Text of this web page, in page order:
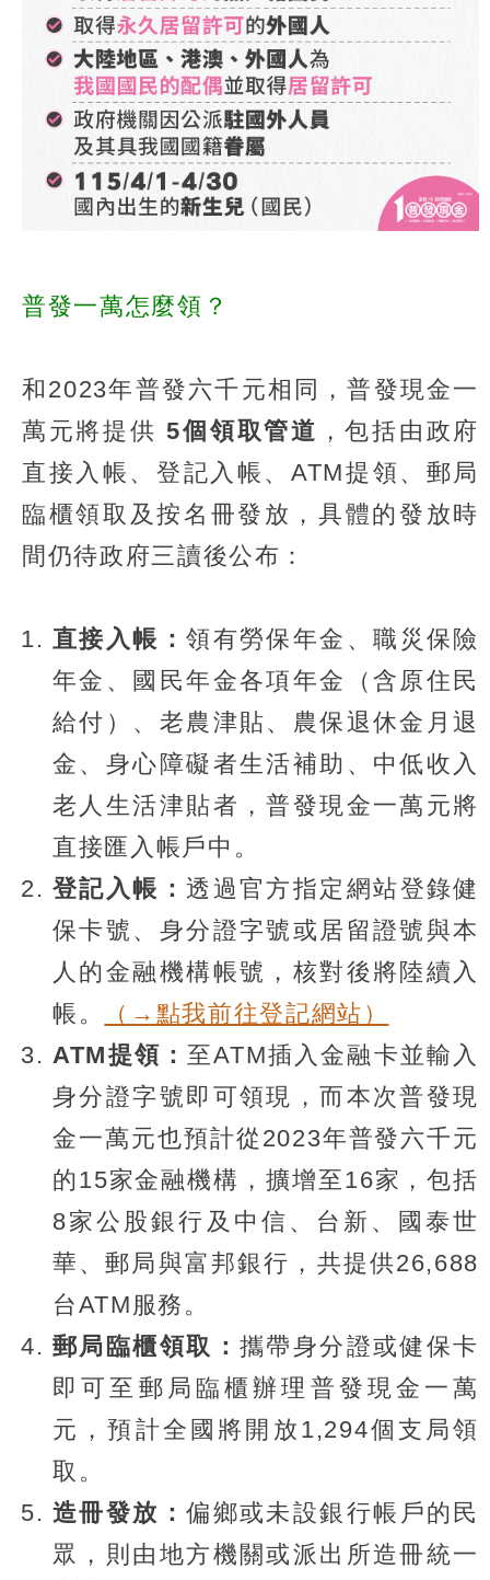
普發一萬怎麼領？
和2023年普發六千元相同，普發現金一
萬元將提供5個領取管道 ，包括由政府
直接入帳、登記入帳、ATM提領、郵局
臨櫃領取及按名冊發放，具體的發放時
間仍待政府三讀後公布：
直接入帳：領有勞保年金、職災保險
年金、國民年金各項年金（含原住民
給付）、老農津貼、農保退休金月退
金、身心障礙者生活補助、中低收入
老人生活津貼者，普發現金一萬元將
直接匯入帳戶中。
登記入帳：透過官方指定網站登錄健
保卡號、身分證字號或居留證號與本
人的金融機構帳號，核對後將陸續入
帳。
（→點我前往登記網站）
ATM提領： 至ATM插入金融卡並輸入
身分證字號即可領現，而本次普發現
金一萬元也預計從2023年普發六千元
的15家金融機構，擴增至16家，包括
8家公股銀行及中信、台新、國泰世
華、郵局與富邦銀行，共提供26,688
台ATM服務。
郵局臨櫃領取： 攜帶身分證或健保卡
即可至郵局臨櫃辦理普發現金一萬
元，預計全國將開放1,294個支局領
取。
造冊發放：偏鄉或未設銀行帳戶的民
眾，則由地方機關或派出所造冊統一